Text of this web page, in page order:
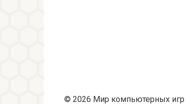
© 2026 Мир компьютерных игр